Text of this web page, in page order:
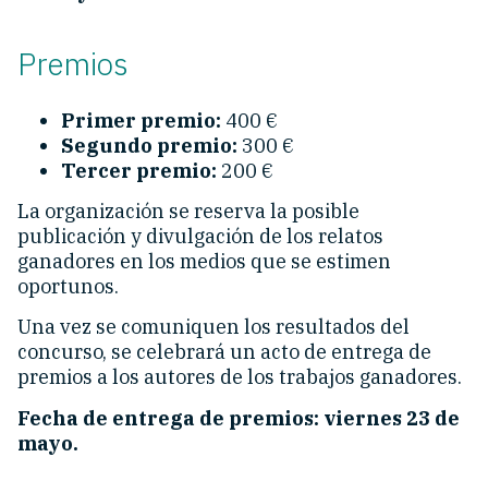
Premios
Primer premio: 400 €
Segundo premio: 300 €
Tercer premio: 200 €
La organización se reserva la posible
publicación y divulgación de los relatos
ganadores en los medios que se estimen
oportunos.
Una vez se comuniquen los resultados del
concurso, se celebrará un acto de entrega de
premios a los autores de los trabajos ganadores.
Fecha de entrega de premios: viernes 23 de
mayo.